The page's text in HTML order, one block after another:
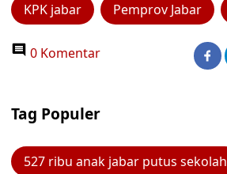
KPK jabar Pemprov Jabar
0 Komentar
Tag Populer
527 ribu anak jabar putus sekolah